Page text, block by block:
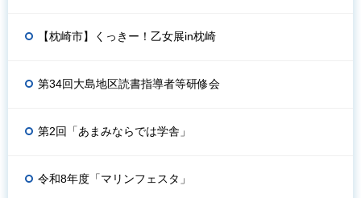
【枕崎市】くっきー！乙女展in枕崎
第34回大島地区読書指導者等研修会
第2回「あまみならでは学舎」
令和8年度「マリンフェスタ」